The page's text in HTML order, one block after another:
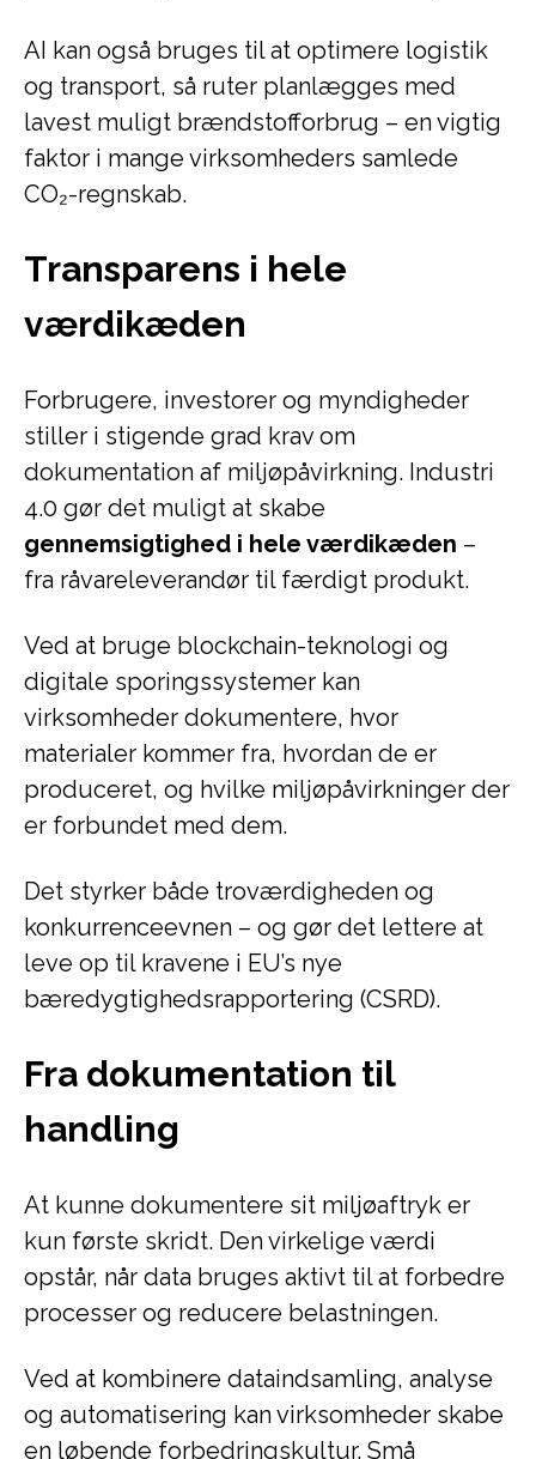
AI kan også bruges til at optimere logistik
og transport, så ruter planlægges med
lavest muligt brændstofforbrug – en vigtig
faktor i mange virksomheders samlede
CO₂-regnskab.
Transparens i hele
værdikæden
Forbrugere, investorer og myndigheder
stiller i stigende grad krav om
dokumentation af miljøpåvirkning. Industri
4.0 gør det muligt at skabe
gennemsigtighed i hele værdikæden –
fra råvareleverandør til færdigt produkt.
Ved at bruge blockchain-teknologi og
digitale sporingssystemer kan
virksomheder dokumentere, hvor
materialer kommer fra, hvordan de er
produceret, og hvilke miljøpåvirkninger der
er forbundet med dem.
Det styrker både troværdigheden og
konkurrenceevnen – og gør det lettere at
leve op til kravene i EU’s nye
bæredygtighedsrapportering (CSRD).
Fra dokumentation til
handling
At kunne dokumentere sit miljøaftryk er
kun første skridt. Den virkelige værdi
opstår, når data bruges aktivt til at forbedre
processer og reducere belastningen.
Ved at kombinere dataindsamling, analyse
og automatisering kan virksomheder skabe
en løbende forbedringskultur. Små